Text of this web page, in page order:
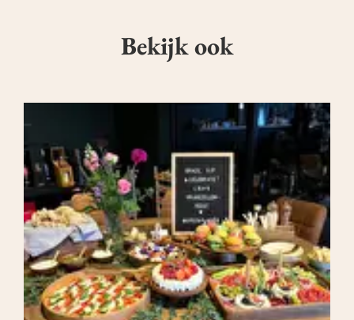
Bekijk ook